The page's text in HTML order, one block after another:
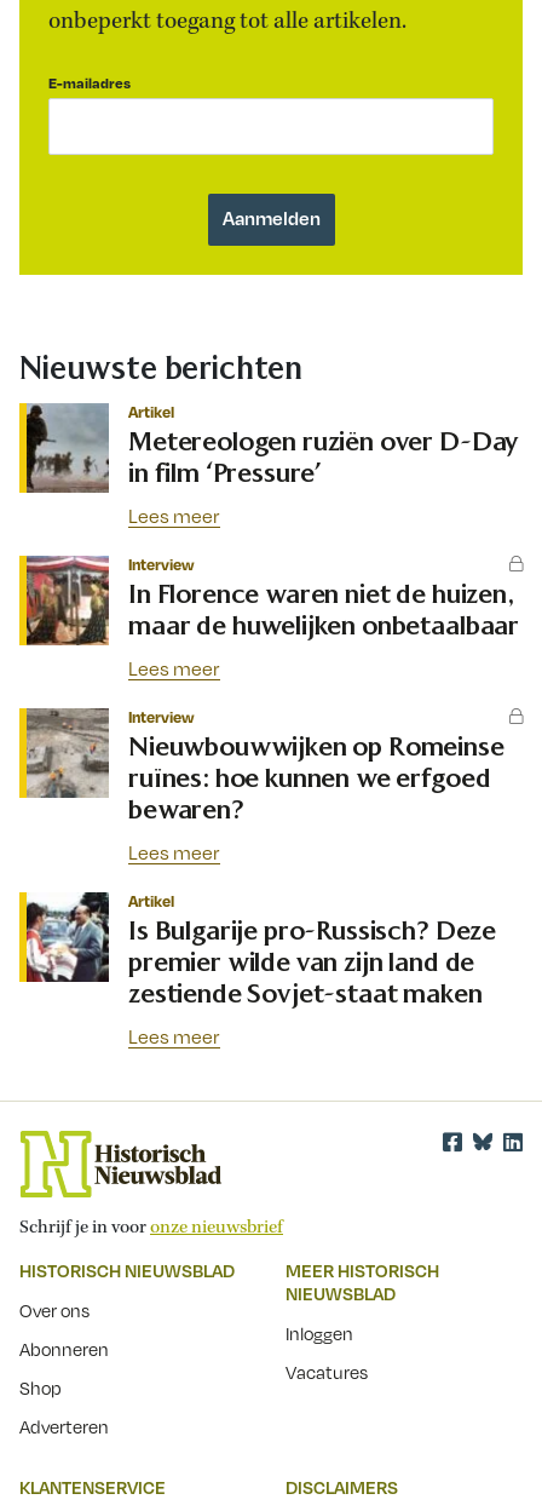
onbeperkt toegang tot alle artikelen.
E-mailadres
Nieuwste berichten
Artikel
Metereologen ruziën over D-Day
in film ‘Pressure’
Lees meer
Interview
In Florence waren niet de huizen,
maar de huwelijken onbetaalbaar
Lees meer
Interview
Nieuwbouwwijken op Romeinse
ruïnes: hoe kunnen we erfgoed
bewaren?
Lees meer
Artikel
Is Bulgarije pro-Russisch? Deze
premier wilde van zijn land de
zestiende Sovjet-staat maken
Lees meer
Schrijf je in vooronze nieuwsbrief
HISTORISCH NIEUWSBLAD
Over ons
Abonneren
Shop
Adverteren
MEER HISTORISCH
NIEUWSBLAD
Inloggen
Vacatures
KLANTENSERVICE DISCLAIMERS